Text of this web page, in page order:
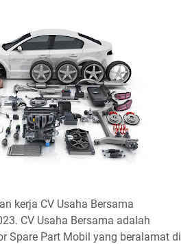
kerja CV Usaha Bersama
CV Usaha Bersama adalah
Spare Part Mobil yang beralamat di